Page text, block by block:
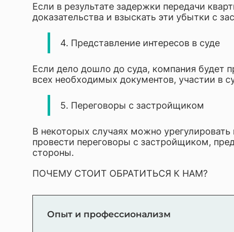
Если в результате задержки передачи
доказательства и взыскать эти убытки с
4. Представление интересов в суде
Если дело дошло до суда, компания будет
всех необходимых документов, участии в
5. Переговоры с застройщиком
В некоторых случаях можно
провести переговоры с застройщиком,
стороны.
ПОЧЕМУ СТОИТ ОБРАТИТЬСЯ К НАМ?
Опыт и профессионализм